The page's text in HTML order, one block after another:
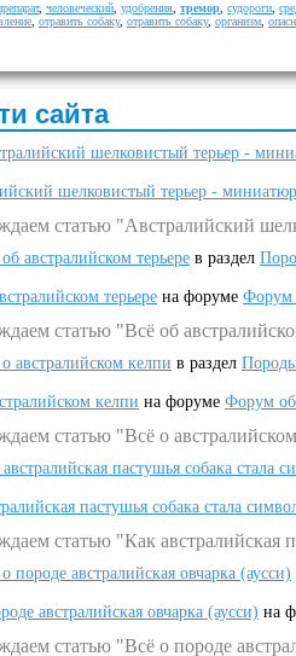
, человеческий удобрения тремор судороги
отравить собаку, отравить собаку, организм
сайта
шелковистый терьер -
шелковистый терьер -
статью "Австралийский
австралийском терьере в раздел
терьере на форуме Форум
статью "Всё об
австралийском келпи в раздел
келпи на форуме Форум
статью "Всё о
пастушья собака стала
пастушья собака стала
статью "Как австралийская
породе австралийская овчарка (аусси)
австралийская овчарка (аусси) на
статью "Всё о породе